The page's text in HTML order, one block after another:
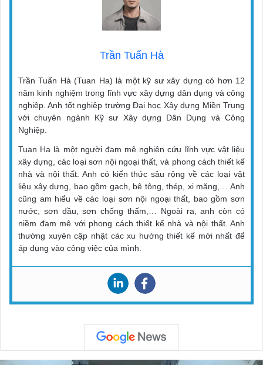
Trần Tuấn Hà
Trần Tuấn Hà (Tuan Ha) là một kỹ sư xây dựng có hơn 12
năm kinh nghiệm trong lĩnh vực xây dựng dân dụng và công
nghiệp. Anh tốt nghiệp trường Đại học Xây dựng Miền Trung
với chuyên ngành Kỹ sư Xây dựng Dân Dụng và Công
Nghiệp.
Tuan Ha là một người đam mê nghiên cứu lĩnh vực vật liệu
xây dựng, các loại sơn nội ngoại thất, và phong cách thiết kế
nhà và nội thất. Anh có kiến thức sâu rộng về các loại vật
liệu xây dựng, bao gồm gạch, bê tông, thép, xi măng,… Anh
cũng am hiểu về các loại sơn nội ngoại thất, bao gồm sơn
nước, sơn dầu, sơn chống thấm,… Ngoài ra, anh còn có
niềm đam mê với phong cách thiết kế nhà và nội thất. Anh
thường xuyên cập nhật các xu hướng thiết kế mới nhất để
áp dụng vào công việc của mình.